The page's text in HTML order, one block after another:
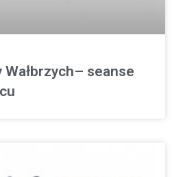
Wałbrzych– seanse